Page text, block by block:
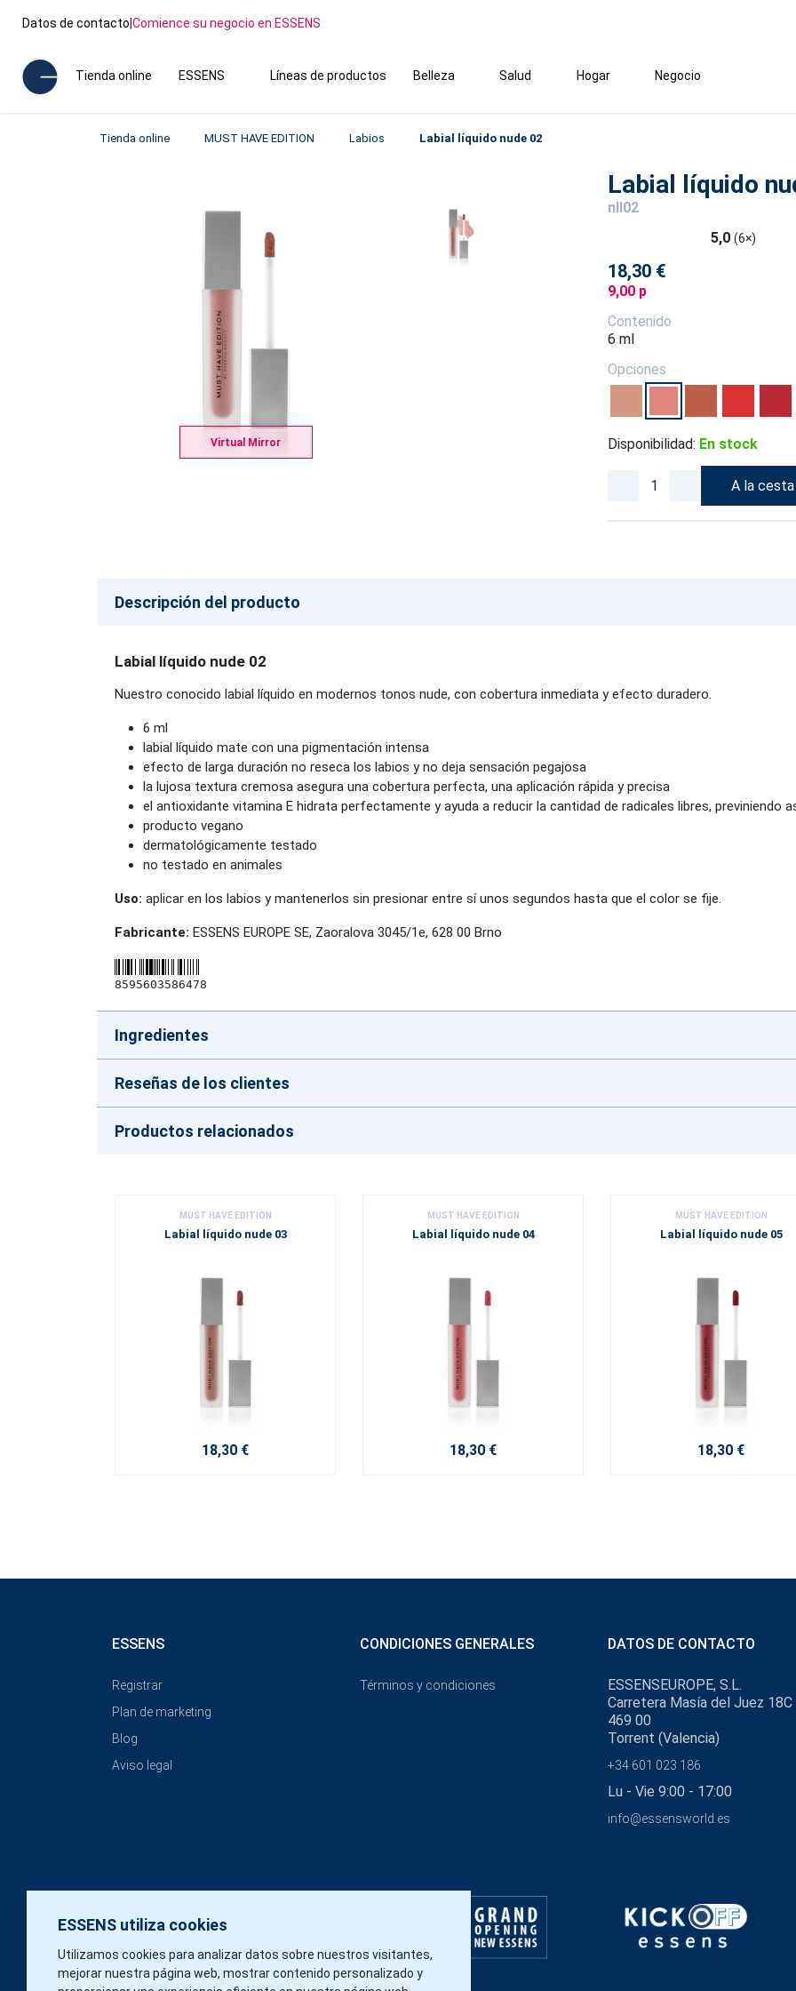
Datos de contacto|Comience su negocio en ESSENS
Tienda online ESSENS Líneas de productos Belleza Salud Hogar Negocio
Tienda online MUST HAVE EDITION Labios Labial líquido nude 02
Virtual Mirror
Labial líquido
nll02
5,0 (6×)
18,30 €
9,00 p
Contenido
6 ml
Opciones
Disponibilidad: En stock
A la cesta
Descripción del producto
Labial líquido nude 02
Nuestro conocido labial líquido en modernos tonos nude, con cobertura inmediata y efecto duradero.
6 ml
labial líquido mate con una pigmentación intensa
efecto de larga duración no reseca los labios y no deja sensación pegajosa
la lujosa textura cremosa asegura una cobertura perfecta, una aplicación rápida y precisa
el antioxidante vitamina E hidrata perfectamente y ayuda a reducir la cantidad de radicales libres, previniendo
producto vegano
dermatológicamente testado
no testado en animales
Uso: aplicar en los labios y mantenerlos sin presionar entre sí unos segundos hasta que el color se fije.
Fabricante: ESSENS EUROPE SE, Zaoralova 3045/1e, 628 00 Brno
8595603586478
Ingredientes
Reseñas de los clientes
Productos relacionados
MUST HAVE EDITION
Labial líquido nude 03
18,30 €
MUST HAVE EDITION
Labial líquido nude 04
18,30 €
MUST HAVE EDITION
Labial líquido nude 05
18,30 €
ESSENS utiliza cookies
Utilizamos cookies para analizar datos sobre nuestros visitantes,
mejorar nuestra página web, mostrar contenido personalizado y
ESSENS
Registrar
Plan de marketing
Blog
Aviso legal
CONDICIONES GENERALES
Términos y condiciones
DATOS DE CONTACTO
ESSENSEUROPE, S.L.
Carretera Masía del Juez 18C
469 00
Torrent (Valencia)
+34 601 023 186
Lu - Vie 9:00 - 17:00
info@essensworld.es